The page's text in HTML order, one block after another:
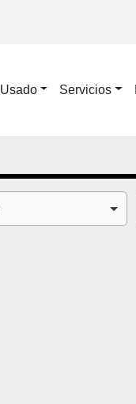
Usado Servicios